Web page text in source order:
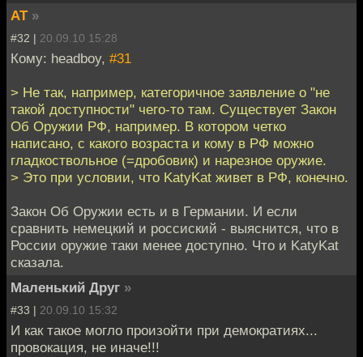
AT »
#32 | 20.09.10 15:28
Кому: headboy, #31
> Не так, например, категоричное заявление о "не
такой доступности" чего-то там. Существует Закон
Об Оружии РФ, например. В котором четко
написано, с какого возраста и кому в РФ можно
гладкоствольное (=дробовик) и нарезное оружие.
> Это при условии, что KatyKat живет в РФ, конечно.
Закон Об Оружии есть и в Германии. И если
сравнить немецкий и россиский - выяснится, что в
России оружие таки менее доступно. Что и KatyKat
сказала.
Маленький Друг »
#33 | 20.09.10 15:32
И как такое могло произойти при демократиях...
провокация, не иначе!!!